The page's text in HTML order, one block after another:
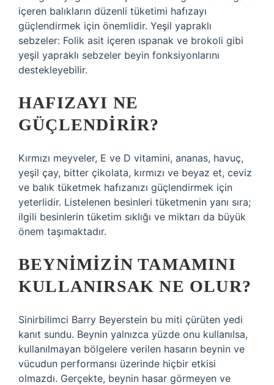
içeren balıkların düzenli tüketimi hafızayı
güçlendirmek için önemlidir. Yeşil yapraklı
sebzeler: Folik asit içeren ıspanak ve brokoli gibi
yeşil yapraklı sebzeler beyin fonksiyonlarını
destekleyebilir.
HAFIZAYI NE
GÜÇLENDIRIR?
Kırmızı meyveler, E ve D vitamini, ananas, havuç,
yeşil çay, bitter çikolata, kırmızı ve beyaz et, ceviz
ve balık tüketmek hafızanızı güçlendirmek için
yeterlidir. Listelenen besinleri tüketmenin yanı sıra;
ilgili besinlerin tüketim sıklığı ve miktarı da büyük
önem taşımaktadır.
BEYNIMIZIN TAMAMINI
KULLANIRSAK NE OLUR?
Sinirbilimci Barry Beyerstein bu miti çürüten yedi
kanıt sundu. Beynin yalnızca yüzde onu kullanılsa,
kullanılmayan bölgelere verilen hasarın beynin ve
vücudun performansı üzerinde hiçbir etkisi
olmazdı. Gerçekte, beynin hasar görmeyen ve